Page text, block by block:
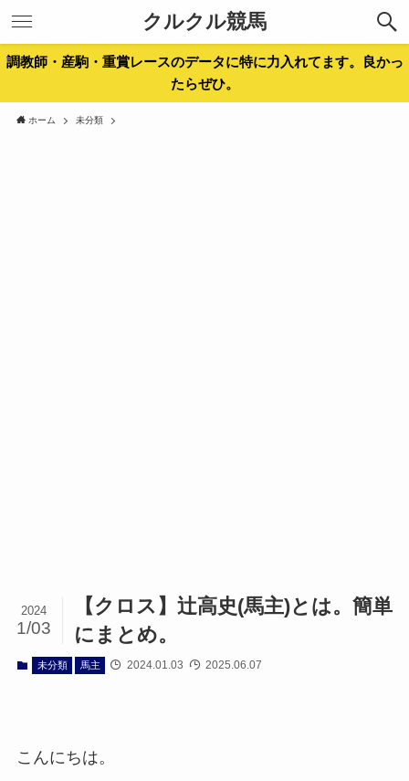
クルクル競馬
調教師・産駒・重賞レースのデータに特に力入れてます。良かっ
たらぜひ。
ホーム 未分類
【クロス】辻高史(馬主)とは。簡単
にまとめ。
2024
1/03
未分類 馬主 2024.01.03 2025.06.07
こんにちは。